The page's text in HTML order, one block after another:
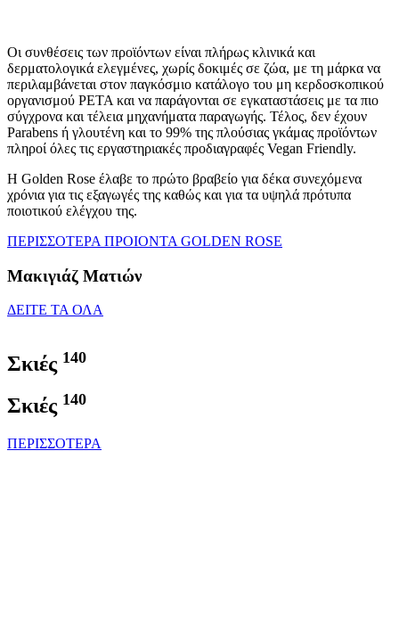
Οι συνθέσεις των προϊόντων είναι πλήρως κλινικά και
δερματολογικά ελεγμένες, χωρίς δοκιμές σε ζώα, με τη μάρκα να
περιλαμβάνεται στον παγκόσμιο κατάλογο του μη κερδοσκοπικού
οργανισμού PETA και να παράγονται σε εγκαταστάσεις με τα πιο
σύγχρονα και τέλεια μηχανήματα παραγωγής. Τέλος, δεν έχουν
Parabens ή γλουτένη και το 99% της πλούσιας γκάμας προϊόντων
πληροί όλες τις εργαστηριακές προδιαγραφές Vegan Friendly.
Η Golden Rose έλαβε το πρώτο βραβείο για δέκα συνεχόμενα
χρόνια για τις εξαγωγές της καθώς και για τα υψηλά πρότυπα
ποιοτικού ελέγχου της.
ΠΕΡΙΣΣΟΤΕΡΑ ΠΡΟΙΟΝΤΑ GOLDEN ROSE
Μακιγιάζ Ματιών
ΔΕΙΤΕ ΤΑ ΟΛΑ
Σκιές 140
Σκιές 140
ΠΕΡΙΣΣΟΤΕΡΑ